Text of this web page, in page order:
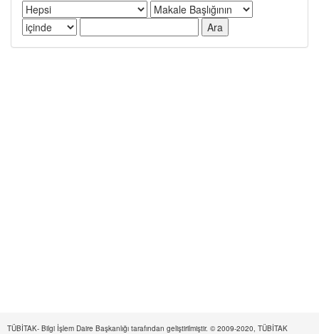
TÜBİTAK- Bilgi İşlem Daire Başkanlığı tarafından geliştirilmiştir. © 2009-2020, TÜBİTAK